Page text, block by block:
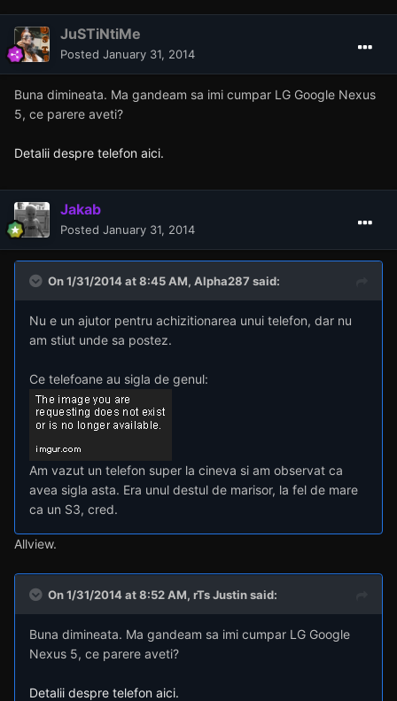
JuSTiNtiMe
Posted January 31, 2014
Buna dimineata. Ma gandeam sa imi cumpar LG Google Nexus
5, ce parere aveti?
Detalii despre telefon aici.
Jakab
Posted January 31, 2014
On 1/31/2014 at 8:45 AM, Alpha287 said:
Nu e un ajutor pentru achizitionarea unui telefon, dar nu
am stiut unde sa postez.
Ce telefoane au sigla de genul:
Am vazut un telefon super la cineva si am observat ca
avea sigla asta. Era unul destul de marisor, la fel de mare
ca un S3, cred.
Allview.
On 1/31/2014 at 8:52 AM, rTs Justin said:
Buna dimineata. Ma gandeam sa imi cumpar LG Google
Nexus 5, ce parere aveti?
Detalii despre telefon aici.